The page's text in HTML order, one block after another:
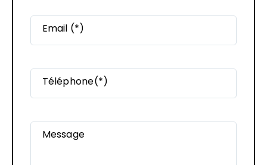
Email (*)
Téléphone(*)
Message